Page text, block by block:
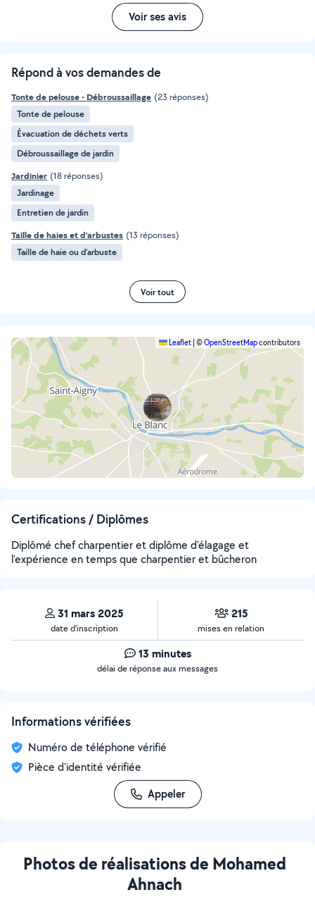
Voir ses avis
Répond à vos demandes de
Tonte de pelouse - Débroussaillage (23 réponses)
Tonte de pelouse
Évacuation de déchets verts
Débroussaillage de jardin
Jardinier (18 réponses)
Jardinage
Entretien de jardin
Taille de haies et d'arbustes (13 réponses)
Taille de haie ou d'arbuste
Voir tout
Leaflet ©OpenStreetMapcontributors
Certifications / Diplômes
Diplômé chef charpentier et diplôme d'élagage et
l'expérience en temps que charpentier et bûcheron
31 mars 2025
date d’inscription
215
mises en relation
13 minutes
délai de réponse aux messages
Informations vérifiées
Numéro de téléphone vérifié
Pièce d'identité vérifiée
Appeler
Photos de réalisations de Mohamed
Ahnach